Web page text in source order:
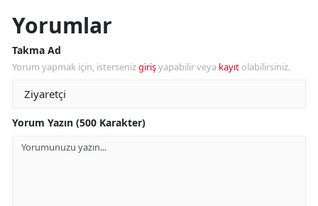
Yorumlar
Takma Ad
Yorum yapmak için, istersenizgirişyapabilir veya kayıt olabilirsiniz.
Yorum Yazın (500 Karakter)